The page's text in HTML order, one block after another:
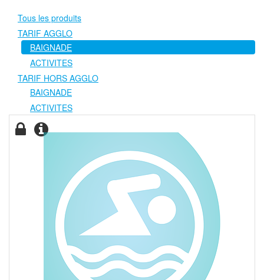
Tous les produits
TARIF AGGLO
BAIGNADE
ACTIVITES
TARIF HORS AGGLO
BAIGNADE
ACTIVITES